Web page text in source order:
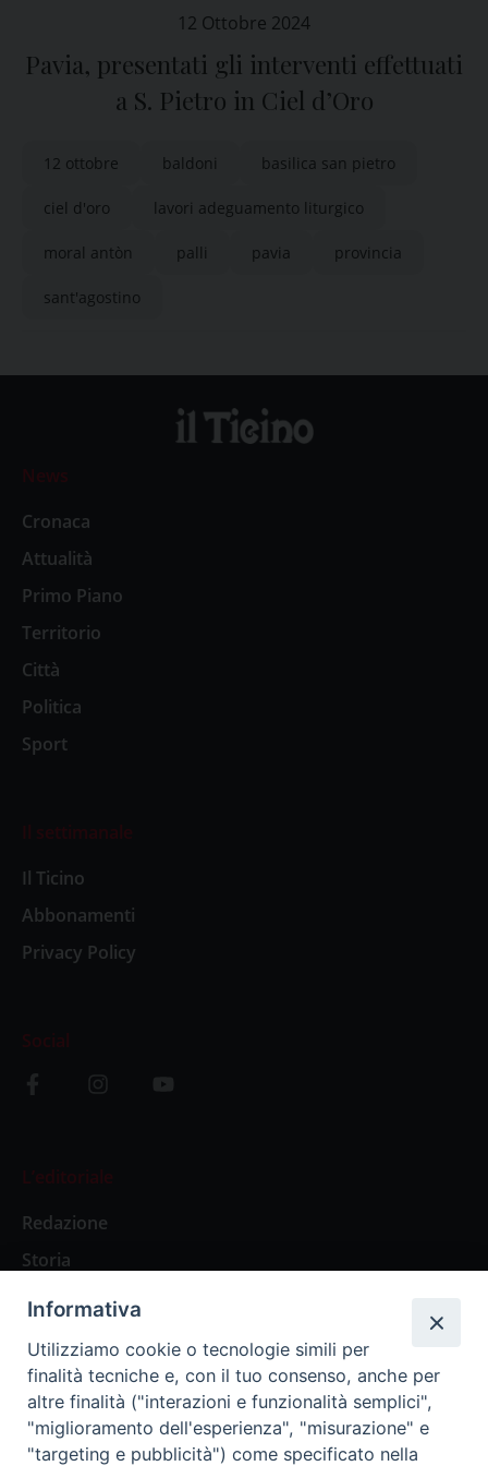
12 Ottobre 2024
Pavia, presentati gli interventi effettuati
a S. Pietro in Ciel d’Oro
12 ottobre baldoni basilica san pietro
ciel d'oro lavori adeguamento liturgico
moral antòn palli pavia provincia
sant'agostino
News
Cronaca
Attualità
Primo Piano
Territorio
Città
Politica
Sport
Il settimanale
Il Ticino
Abbonamenti
Privacy Policy
Social
L’editoriale
Redazione
Storia
Abbonamenti
Abbonamento Annuale Digitale
Abbonamento Annuale Cartaceo
Informativa
Utilizziamo cookie o tecnologie simili per
finalità tecniche e, con il tuo consenso, anche per
altre finalità ("interazioni e funzionalità semplici",
"miglioramento dell'esperienza", "misurazione" e
"targeting e pubblicità") come specificato nella